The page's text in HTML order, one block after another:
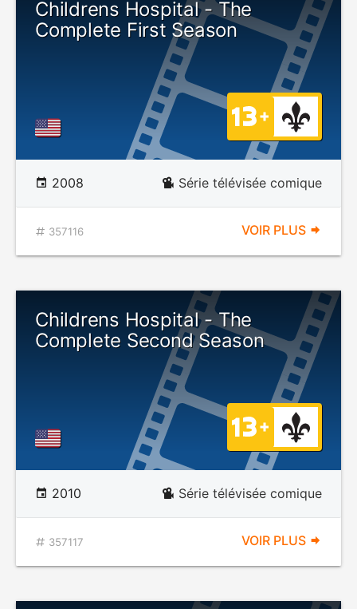
Childrens Hospital - The
Complete First Season
2008 Série télévisée comique
357116 VOIR PLUS
Childrens Hospital - The
Complete Second Season
2010 Série télévisée comique
357117 VOIR PLUS